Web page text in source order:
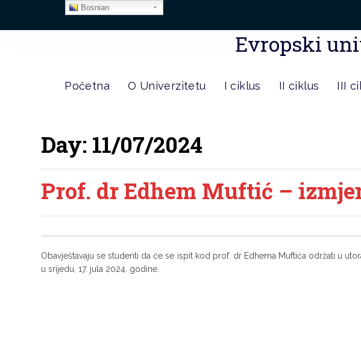
Evropski
Početna O Univerzitetu I ciklus II ciklus III
Day: 11/07/2024
Prof. dr Edhem Muftić –
Obavještavaju se studenti da će se ispit kod prof. dr Edhema Muftića održati u
u srijedu, 17. jula 2024. godine.
Bosnian